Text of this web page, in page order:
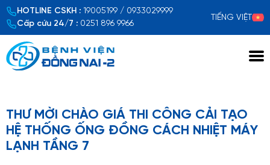
HOTLINE CSKH : 19005199 / 0933029999
Cấp cứu 24/7 : 0251 896 9966
TIẾNG VIỆT
THƯ MỜI CHÀO GIÁ THI CÔNG CẢI TẠO
HỆ THỐNG ỐNG ĐỒNG CÁCH NHIỆT MÁY
LẠNH TẦNG 7